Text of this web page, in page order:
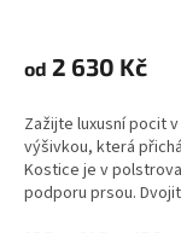
od 2 630 Kč
Zažijte luxusní pocit
výšivkou, která
Kostice je v
podporu prsou.